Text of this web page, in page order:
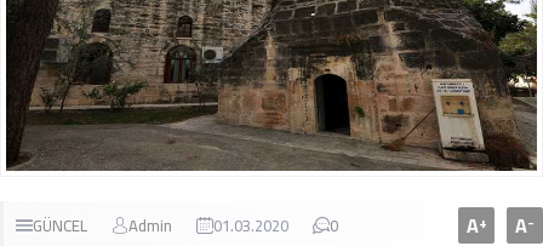
GÜNCEL Admin 01.03.2020 0 A+ A-